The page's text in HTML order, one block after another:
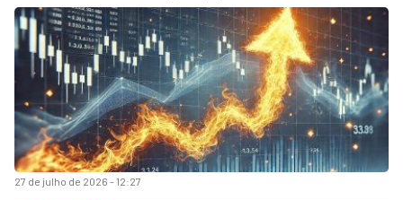
27 de julho de 2026 - 12:27